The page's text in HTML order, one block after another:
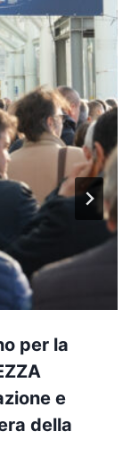
per la
e
della